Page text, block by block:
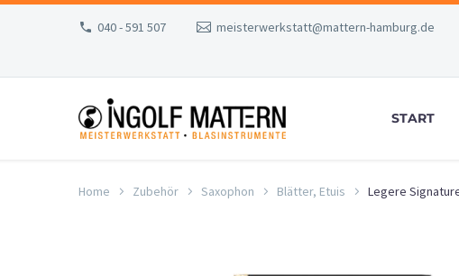
040 - 591 507
meisterwerkstatt@mattern-hamburg.de
START
Home Zubehör Saxophon Blätter, Etuis Legere